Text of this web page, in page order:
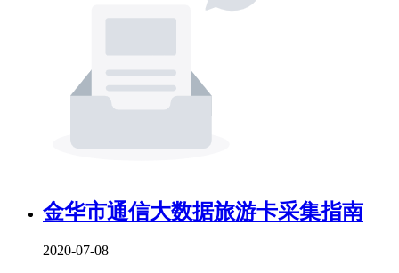
金华市通信大数据旅游卡采集指南
2020-07-08